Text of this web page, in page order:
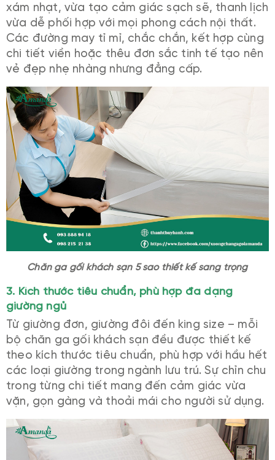
xám nhạt, vừa tạo cảm giác sạch sẽ, thanh lịch
vừa dễ phối hợp với mọi phong cách nội thất.
Các đường may tỉ mỉ, chắc chắn, kết hợp cùng
chi tiết viền hoặc thêu đơn sắc tinh tế tạo nên
vẻ đẹp nhẹ nhàng nhưng đẳng cấp.
Chăn ga gối khách sạn 5 sao thiết kế sang trọng
3. Kích thước tiêu chuẩn, phù hợp đa dạng
giường ngủ
Từ giường đơn, giường đôi đến king size – mỗi
bộ chăn ga gối khách sạn đều được thiết kế
theo kích thước tiêu chuẩn, phù hợp với hầu hết
các loại giường trong ngành lưu trú. Sự chỉn chu
trong từng chi tiết mang đến cảm giác vừa
vặn, gọn gàng và thoải mái cho người sử dụng.